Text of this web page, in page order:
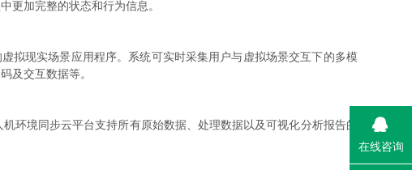
更加完整的状态和行为信息。
拟现实场景应用程序。系统可实时采集用户与虚拟场景交互下的多模
及交互数据等。
环境同步云平台支持所有原始数据、处理数据以及可视化分析报告的
在线咨询